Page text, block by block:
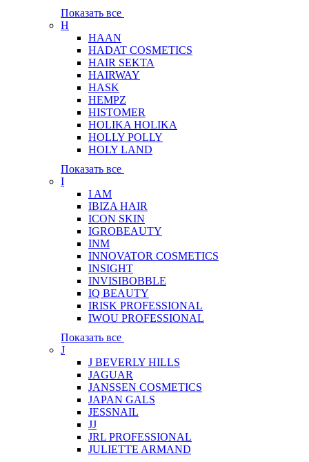
Показать все
H
HAAN
HADAT COSMETICS
HAIR SEKTA
HAIRWAY
HASK
HEMPZ
HISTOMER
HOLIKA HOLIKA
HOLLY POLLY
HOLY LAND
Показать все
I
I AM
IBIZA HAIR
ICON SKIN
IGROBEAUTY
INM
INNOVATOR COSMETICS
INSIGHT
INVISIBOBBLE
IQ BEAUTY
IRISK PROFESSIONAL
IWOU PROFESSIONAL
Показать все
J
J BEVERLY HILLS
JAGUAR
JANSSEN COSMETICS
JAPAN GALS
JESSNAIL
JJ
JRL PROFESSIONAL
JULIETTE ARMAND